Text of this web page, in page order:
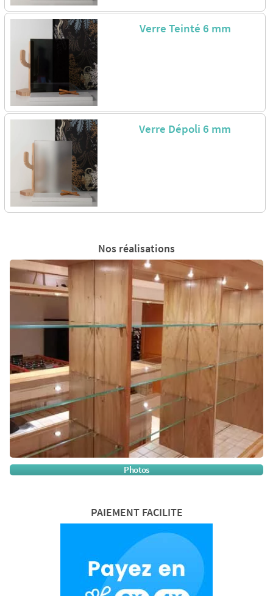
Verre Teinté 6 mm
Verre Dépoli 6 mm
Nos réalisations
Photos
PAIEMENT FACILITE